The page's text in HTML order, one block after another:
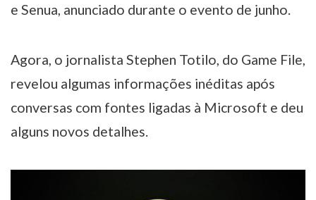
e Senua, anunciado durante o evento de junho.
Agora, o jornalista Stephen Totilo, do Game File,
revelou algumas informações inéditas após
conversas com fontes ligadas à Microsoft e deu
alguns novos detalhes.